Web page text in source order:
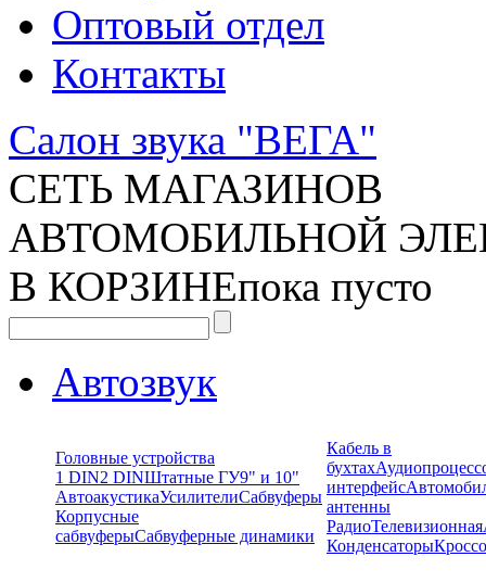
Оптовый отдел
Контакты
Салон звука "ВЕГА"
СЕТЬ МАГАЗИНОВ
АВТОМОБИЛЬНОЙ
В КОРЗИНЕпока пусто
Автозвук
Головные устройства
1 DIN2 DINШтатные ГУ9" и 10"
АвтоакустикаУсилителиСабвуферы
Корпусные
сабвуферыСабвуферные динамики
Кабель в
бухтах
интерфейс
антенны
РадиоТелевизионная
Конденсаторы